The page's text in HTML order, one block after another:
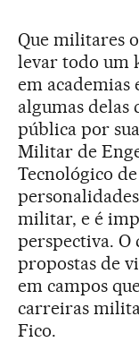
Que militares
levar todo um
em
algumas delas
pública por
Militar de
Tecnológico
militar, e é
perspectiva. O
propostas de
em campos
carreiras
Fico.